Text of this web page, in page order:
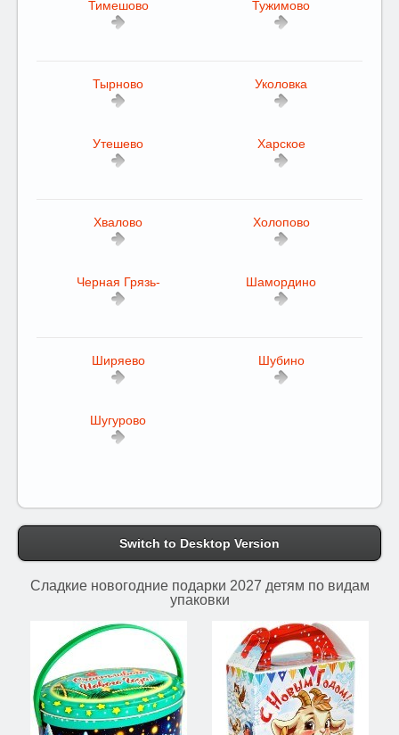
Тимешово Тужимово
Тырново Уколовка
Утешево Харское
Хвалово Холопово
Черная Грязь- Шамордино
Ширяево Шубино
Шугурово
Switch to Desktop Version
Сладкие новогодние подарки 2027 детям по видам
упаковки